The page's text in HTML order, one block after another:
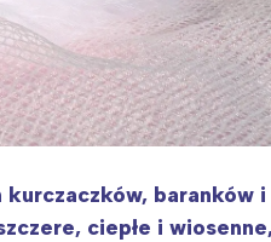
baranków
ciepłe i